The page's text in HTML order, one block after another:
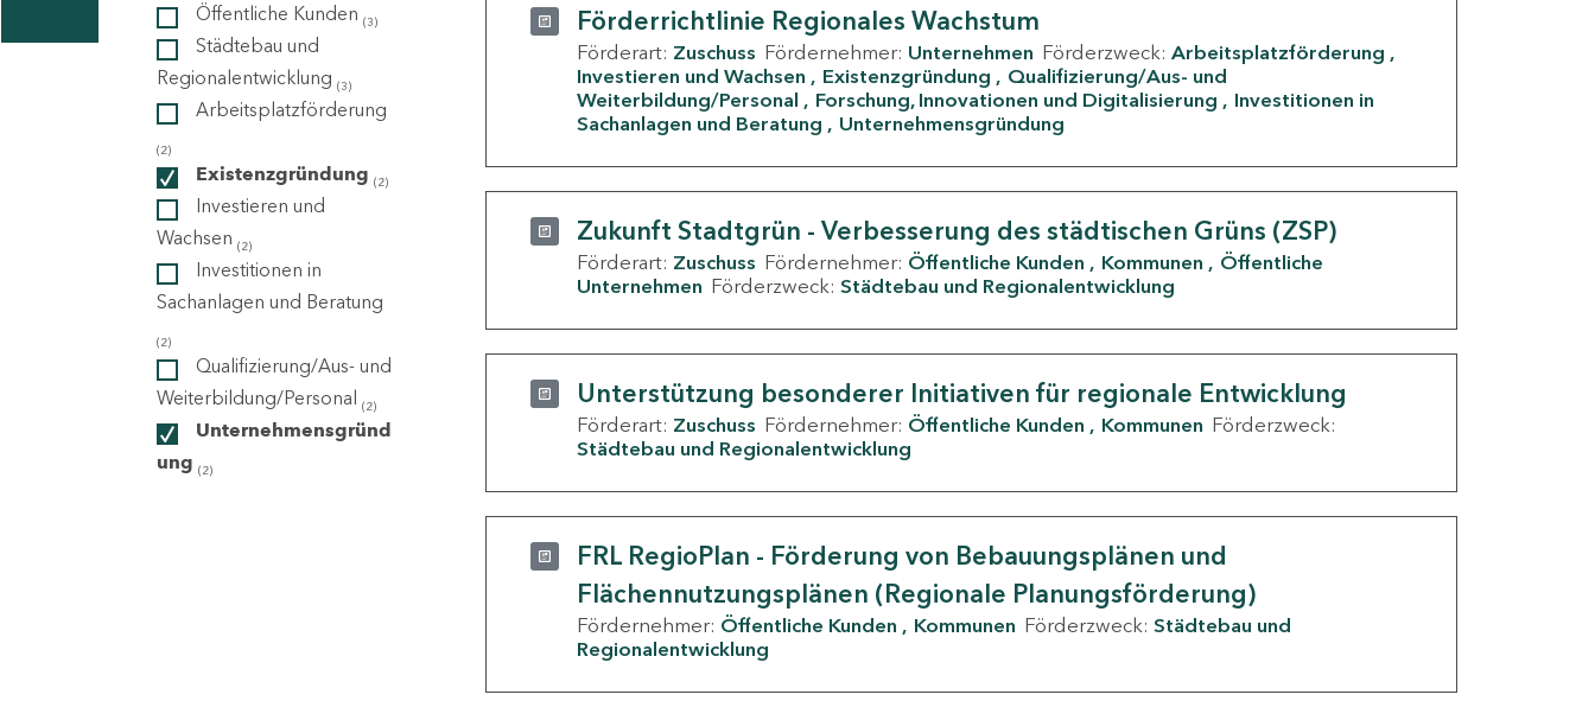
Öffentliche Kunden (3)
Städtebau und
Regionalentwicklung (3)
Arbeitsplatzförderung
(2)
Existenzgründung (2)
Investieren und
Wachsen (2)
Investitionen in
Sachanlagen und Beratung
(2)
Qualifizierung/Aus- und
Weiterbildung/Personal (2)
Unternehmensgründ
ung (2)
Förderrichtlinie Regionales Wachstum
Förderart: Zuschuss Fördernehmer: Unternehmen Förderzweck: Arbeitsplatzförderung
Investieren und Wachsen
Existenzgründung
Qualifizierung/Aus- und
Weiterbildung/Personal
Forschung, Innovationen und Digitalisierung
Investitionen in
Sachanlagen und Beratung
Unternehmensgründung
Zukunft Stadtgrün - Verbesserung des städtischen Grüns (ZSP)
Förderart: Zuschuss Fördernehmer: Öffentliche Kunden Kommunen
Öffentliche
Unternehmen Förderzweck: Städtebau und Regionalentwicklung
Unterstützung besonderer Initiativen für regionale Entwicklung
Förderart: Zuschuss Fördernehmer: Öffentliche Kunden Kommunen Förderzweck:
Städtebau und Regionalentwicklung
FRL RegioPlan - Förderung von Bebauungsplänen und
Flächennutzungsplänen (Regionale Planungsförderung)
Fördernehmer: Öffentliche Kunden Kommunen Förderzweck: Städtebau und
Regionalentwicklung